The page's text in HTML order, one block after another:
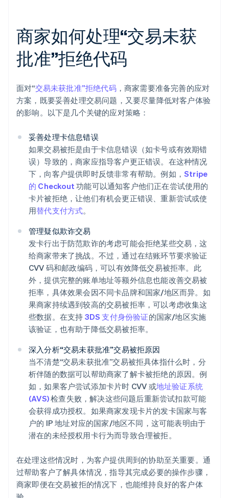
商家如何处理“交易未获
批准”拒绝代码
面对“交易未获批准”拒绝代码，商家需要准备完善的应对
方案，既要妥善处理交易问题，又要尽量降低对客户体验
的影响。以下是几个关键的应对策略：
妥善处理卡信息错误
如果交易被拒是由于卡信息错误（如卡号或有效期错
误）导致的，商家应指导客户更正错误。在这种情况
下，向客户提供即时反馈非常有帮助。例如， Stripe
的 Checkout 功能可以通知客户他们正在尝试使用的
卡片被拒绝，让他们有机会更正错误、重新尝试或使
用替代支付方式。
管理疑似欺诈交易
发卡行出于防范欺诈的考虑可能会拒绝某些交易，这
给商家带来了挑战。不过，通过在结账环节要求验证
CVV 码和邮政编码，可以有效降低交易被拒率。此
外，提供完整的账单地址等额外信息也能改善交易被
拒率，具体效果会因不同卡品牌和国家/地区而异。如
果商家持续遇到较高的交易被拒率，可以考虑收集这
些数据。在支持 3DS 支付身份验证的国家/地区实施
该验证，也有助于降低交易被拒率。
深入分析“交易未获批准”交易被拒原因
当不清楚“交易未获批准”交易被拒具体指什么时，分
析伴随的数据可以帮助商家了解卡被拒绝的原因。例
如，如果客户尝试添加卡片时 CVV 或地址验证系统
(AVS)检查失败，解决这些问题后重新尝试扣款可能
会获得成功授权。如果商家发现卡片的发卡国家与客
户的 IP 地址对应的国家/地区不同，这可能表明由于
潜在的未经授权用卡行为而导致合理被拒。
在处理这些情况时，为客户提供周到的协助至关重要。通
过帮助客户了解具体情况，指导其完成必要的操作步骤，
商家即便在交易被拒的情况下，也能维持良好的客户体